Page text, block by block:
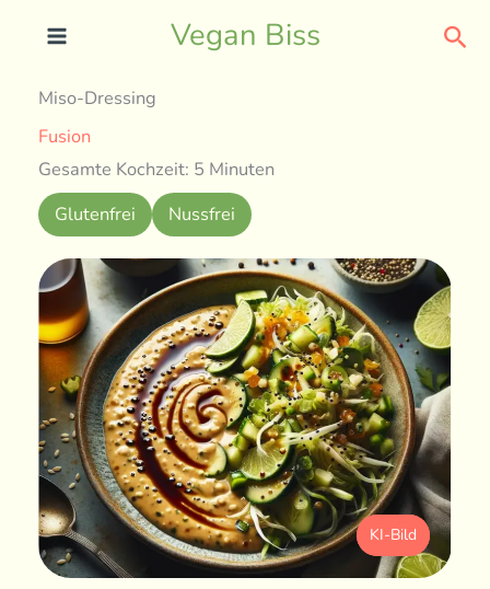
Vegan Biss
Miso-Dressing
Fusion
Gesamte Kochzeit: 5 Minuten
Glutenfrei
Nussfrei
KI-Bild